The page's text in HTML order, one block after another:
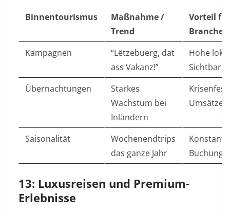
Binnentourismus
Maßnahme /
Trend
Vorteil
Branche
Kampagnen
“Lëtzebuerg, dat
ass Vakanz!”
Hohe
Übernachtungen
Starkes
Wachstum bei
Inländern
Umsätze
Saisonalität
Wochenendtrips
das ganze Jahr
Konstante
13: Luxusreisen und Premium-
Erlebnisse